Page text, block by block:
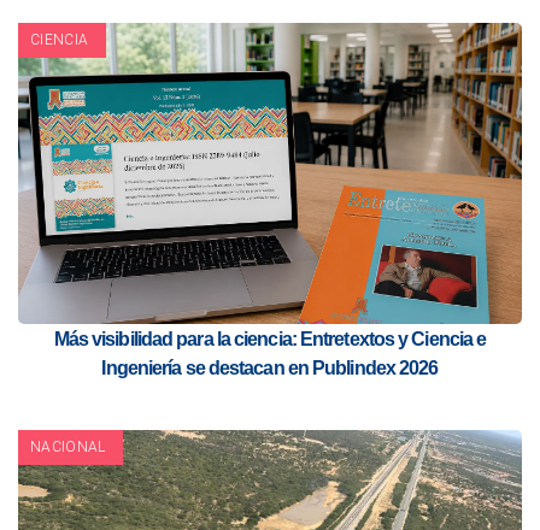
CIENCIA
Más visibilidad para la ciencia: Entretextos y Ciencia e
Ingeniería se destacan en Publindex 2026
NACIONAL